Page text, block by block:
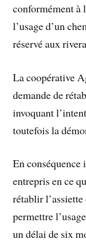
conformément à
l’usage d’un
réservé aux
La coopérative
demande de
invoquant
toutefois la
En
entrepris en ce
rétablir
permettre
un délai de six